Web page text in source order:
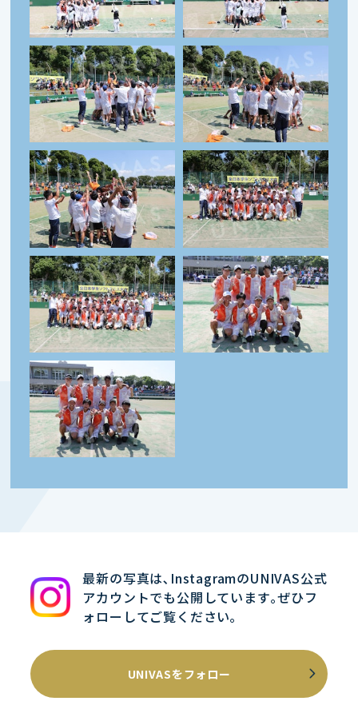
最新の写真は､InstagramのUNIVAS公式
アカウントでも公開しています｡ぜひフ
ォローしてご覧ください｡
UNIVASをフォロー